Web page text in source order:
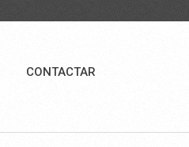
CONTACTAR